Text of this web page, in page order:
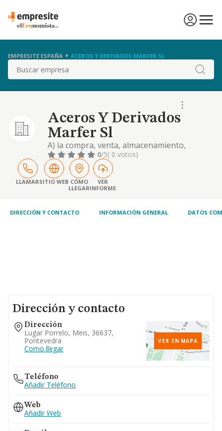
EMPRESITE ESPAÑA ACEROS Y DERIVADOS MARFER SL
Buscar
Aceros Y Derivados
Marfer Sl
A) la compra, venta, almacenamiento,
transporte y distribucion de toda clase de
productos manufacturados, en especial de
hierro y acero en bruto y productos
semielaborados. b) importacion,
exportacion, elaboracion y tran
0/5( 0 votos)
LLAMARSITIO WEB CÓMO
LLEGAR
VER
INFORME
DIRECCIÓN Y CONTACTO INFORMACIÓN GENERAL DATOS
Dirección y contacto
Dirección
Lugar Porrelo, Meis, 36637,
Pontevedra
Como llegar
VER EN MAPA
Teléfono
Añadir Teléfono
Web
Añadir Web